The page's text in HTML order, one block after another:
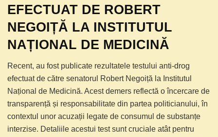
EFECTUAT DE ROBERT
NEGOIȚĂ LA INSTITUTUL
NAȚIONAL DE MEDICINĂ
Recent, au fost publicate rezultatele testului anti-drog
efectuat de către senatorul Robert Negoiță la Institutul
Național de Medicină. Acest demers reflectă o încercare de
transparență și responsabilitate din partea politicianului, în
contextul unor acuzații legate de consumul de substanțe
interzise. Detaliile acestui test sunt cruciale atât pentru